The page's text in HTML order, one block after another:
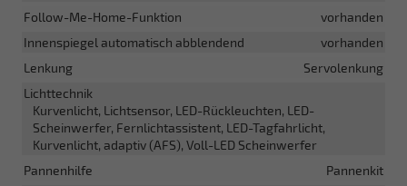
Follow-Me-Home-Funktion
vorhanden
Innenspiegel automatisch abblendend
vorhanden
Lenkung
Servolenkung
Lichttechnik
Kurvenlicht, Lichtsensor, LED-Rückleuchten, LED-
Scheinwerfer, Fernlichtassistent, LED-Tagfahrlicht,
Kurvenlicht, adaptiv (AFS), Voll-LED Scheinwerfer
Pannenhilfe
Pannenkit